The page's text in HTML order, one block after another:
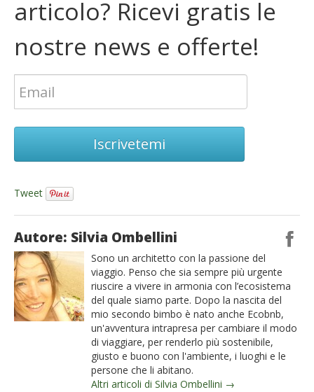
articolo? Ricevi gratis le
nostre news e offerte!
Iscrivetemi
Tweet
Autore: Silvia Ombellini
Sono un architetto con la passione del
viaggio. Penso che sia sempre più urgente
riuscire a vivere in armonia con l’ecosistema
del quale siamo parte. Dopo la nascita del
mio secondo bimbo è nato anche Ecobnb,
un'avventura intrapresa per cambiare il modo
di viaggiare, per renderlo più sostenibile,
giusto e buono con l'ambiente, i luoghi e le
persone che li abitano.
Altri articoli di Silvia Ombellini →